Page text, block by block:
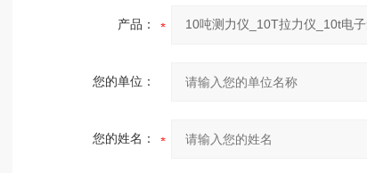
产品：
您的单位：
您的姓名：